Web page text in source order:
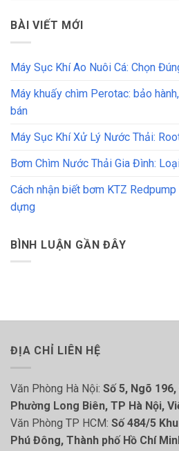
BÀI VIẾT MỚI
Máy Sục Khí Ao Nuôi Cá: Chọn
Máy khuấy chìm Perotac: bảo
bán
Máy Sục Khí Xử Lý Nước Thải:
Bơm Chìm Nước Thải Gia Đình:
Cách nhận biết bơm KTZ Redpump
dựng
BÌNH LUẬN GẦN ĐÂY
ĐỊA CHỈ LIÊN HỆ
Văn Phòng Hà Nội: Số 5, Ngõ
Phường Long Biên, TP Hà Nội,
Văn Phòng TP HCM: Số 484/5
Phú Đông, Thành phố Hồ Chí